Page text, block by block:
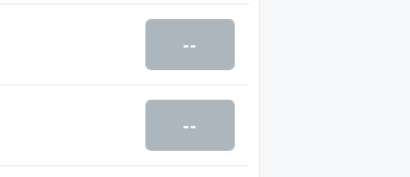
--
--